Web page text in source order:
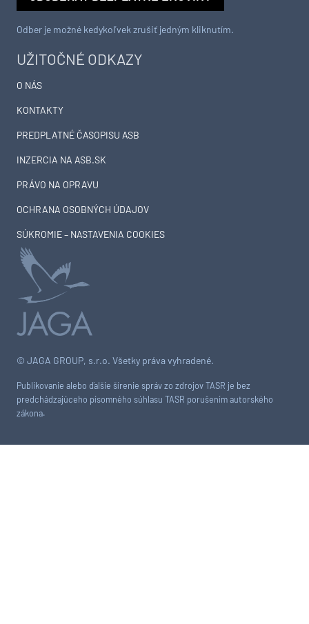
© JAGA GROUP, s.r.o. Všetky práva vyhradené.
Publikovanie alebo ďalšie šírenie správ zo zdrojov TASR je bez
predchádzajúceho písomného súhlasu TASR porušením autorského
zákona.
UŽITOČNÉ ODKAZY
O NÁS
KONTAKTY
PREDPLATNÉ ČASOPISU ASB
INZERCIA NA ASB.SK
PRÁVO NA OPRAVU
OCHRANA OSOBNÝCH ÚDAJOV
SÚKROMIE – NASTAVENIA COOKIES
Odber je možné kedykoľvek zrušiť jedným kliknutím.